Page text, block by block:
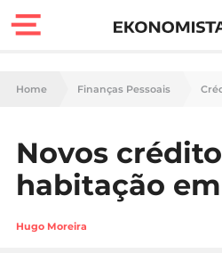
Finanças
Carreira
Home Finanças Pessoais
Novos
habitação
Hugo Moreira